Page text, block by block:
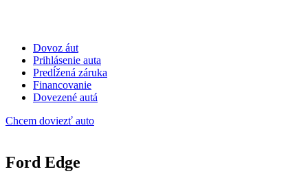
Dovoz áut
Prihlásenie auta
Predĺžená záruka
Financovanie
Dovezené autá
Chcem doviezť auto
Ford Edge